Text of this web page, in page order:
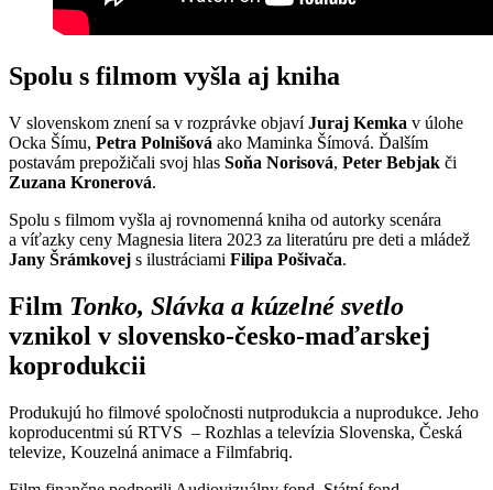
Spolu s filmom vyšla aj kniha
V slovenskom znení sa v rozprávke objavíJuraj Kemka v úlohe
Ocka Šímu, Petra Polnišová ako Maminka Šímová. Ďalším
postavám prepožičali svoj hlas Soňa Norisová, Peter Bebjak či
Zuzana Kronerová.
Spolu s filmom vyšla aj rovnomenná kniha od autorky scenára
a víťazky ceny Magnesia litera 2023 za literatúru pre deti a mládež
Jany Šrámkovej s ilustráciami Filipa Pošivača.
Film Tonko, Slávka a kúzelné svetlo
vznikol v slovensko-česko-maďarskej
koprodukcii
Produkujú ho filmové spoločnosti nutprodukcia a nuprodukce. Jeho
koproducentmi sú RTVS – Rozhlas a televízia Slovenska, Česká
televize, Kouzelná animace a Filmfabriq.